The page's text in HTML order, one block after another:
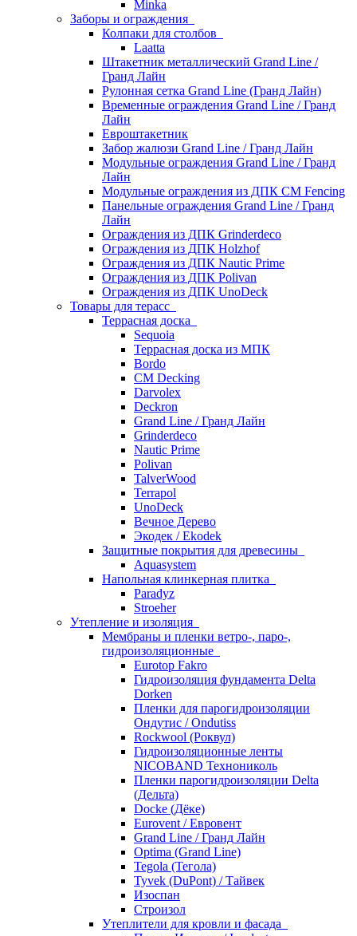
Minka
Заборы и ограждения
Колпаки для столбов
Laatta
Штакетник металлический Grand Line /
Гранд Лайн
Рулонная сетка Grand Line (Гранд Лайн)
Временные ограждения Grand Line / Гранд
Лайн
Евроштакетник
Забор жалюзи Grand Line / Гранд Лайн
Модульные ограждения Grand Line / Гранд
Лайн
Модульные ограждения из ДПК CM Fencing
Панельные ограждения Grand Line / Гранд
Лайн
Ограждения из ДПК Grinderdeco
Ограждения из ДПК Holzhof
Ограждения из ДПК Nautic Prime
Ограждения из ДПК Polivan
Ограждения из ДПК UnoDeck
Товары для терасс
Террасная доска
Sequoia
Террасная доска из МПК
Bordo
CM Decking
Darvolex
Deckron
Grand Line / Гранд Лайн
Grinderdeco
Nautic Prime
Polivan
TalverWood
Terrapol
UnoDeck
Вечное Дерево
Экодек / Ekodek
Защитные покрытия для древесины
Aquasystem
Напольная клинкерная плитка
Paradyz
Stroeher
Утепление и изоляция
Мембраны и пленки ветро-, паро-,
гидроизоляционные
Eurotop Fakro
Гидроизоляция фундамента Delta
Dorken
Пленки для парогидроизоляции
Ондутис / Ondutiss
Rockwool (Роквул)
Гидроизоляционные ленты
NICOBAND Технониколь
Пленки парогидроизоляции Delta
(Дельта)
Docke (Дёке)
Eurovent / Евровент
Grand Line / Гранд Лайн
Optima (Grand Line)
Tegola (Тегола)
Tyvek (DuPont) / Тайвек
Изоспан
Строизол
Утеплители для кровли и фасада